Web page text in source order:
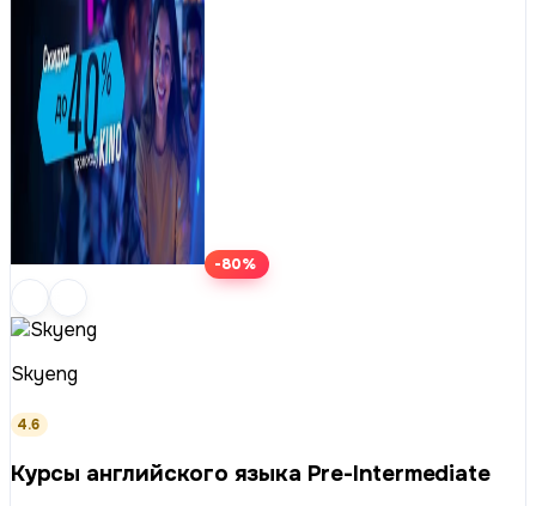
-80%
Skyeng
4.6
Курсы английского языка Pre-Intermediate